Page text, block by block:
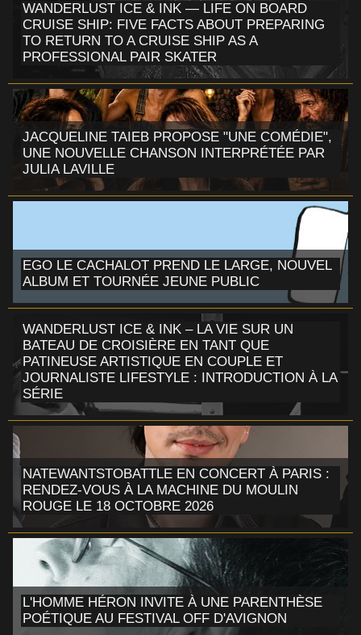
WANDERLUST ICE & INK — LIFE ON BOARD
CRUISE SHIP: FIVE FACTS ABOUT PREPARING
TO RETURN TO A CRUISE SHIP AS A
PROFESSIONAL PAIR SKATER
JACQUELINE TAIEB PROPOSE "UNE COMÉDIE",
UNE NOUVELLE CHANSON INTERPRÉTÉE PAR
JULIA LAVILLE
EGO LE CACHALOT PREND LE LARGE, NOUVEL
ALBUM ET TOURNÉE JEUNE PUBLIC
WANDERLUST ICE & INK – LA VIE SUR UN
BATEAU DE CROISIÈRE EN TANT QUE
PATINEUSE ARTISTIQUE EN COUPLE ET
JOURNALISTE LIFESTYLE : INTRODUCTION À LA
SÉRIE
NATEWANTSTOBATTLE EN CONCERT À PARIS :
RENDEZ-VOUS À LA MACHINE DU MOULIN
ROUGE LE 18 OCTOBRE 2026
L'HOMME HÉRON INVITE À UNE PARENTHÈSE
POÉTIQUE AU FESTIVAL OFF D'AVIGNON